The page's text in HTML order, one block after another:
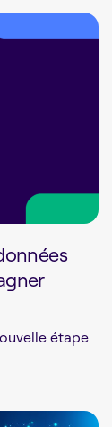
étape